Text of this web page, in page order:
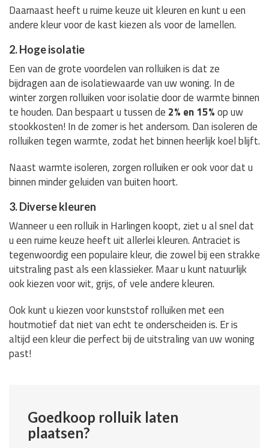
Daarnaast heeft u ruime keuze uit kleuren en kunt u een
andere kleur voor de kast kiezen als voor de lamellen.
2. Hoge isolatie
Een van de grote voordelen van rolluiken is dat ze
bijdragen aan de isolatiewaarde van uw woning. In de
winter zorgen rolluiken voor isolatie door de warmte binnen
te houden. Dan bespaart u tussen de 2% en 15%op uw
stookkosten! In de zomer is het andersom. Dan isoleren de
rolluiken tegen warmte, zodat het binnen heerlijk koel blijft.
Naast warmte isoleren, zorgen rolluiken er ook voor dat u
binnen minder geluiden van buiten hoort.
3. Diverse kleuren
Wanneer u een rolluik in Harlingen koopt, ziet u al snel dat
u een ruime keuze heeft uit allerlei kleuren. Antraciet is
tegenwoordig een populaire kleur, die zowel bij een strakke
uitstraling past als een klassieker. Maar u kunt natuurlijk
ook kiezen voor wit, grijs, of vele andere kleuren.
Ook kunt u kiezen voor kunststof rolluiken met een
houtmotief dat niet van echt te onderscheiden is. Er is
altijd een kleur die perfect bij de uitstraling van uw woning
past!
Goedkoop rolluik laten
plaatsen?